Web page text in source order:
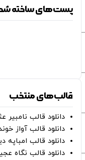
پست‌های ساخته شده
قالب‌های منتخب
دانلود قالب
دانلود قالب آواز
دانلود قالب امباپه
دانلود قالب نگاه